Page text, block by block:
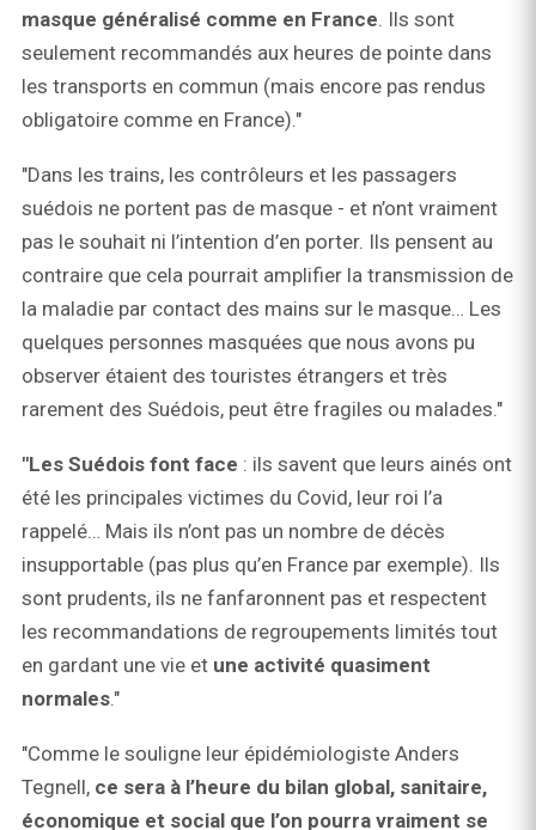
masque généralisé comme en France. Ils sont
seulement recommandés aux heures de pointe dans
les transports en commun (mais encore pas rendus
obligatoire comme en France)."
"Dans les trains, les contrôleurs et les passagers
suédois ne portent pas de masque - et n’ont vraiment
pas le souhait ni l’intention d’en porter. Ils pensent au
contraire que cela pourrait amplifier la transmission de
la maladie par contact des mains sur le masque… Les
quelques personnes masquées que nous avons pu
observer étaient des touristes étrangers et très
rarement des Suédois, peut être fragiles ou malades."
"Les Suédois font face : ils savent que leurs ainés ont
été les principales victimes du Covid, leur roi l’a
rappelé… Mais ils n’ont pas un nombre de décès
insupportable (pas plus qu’en France par exemple). Ils
sont prudents, ils ne fanfaronnent pas et respectent
les recommandations de regroupements limités tout
en gardant une vie et une activité quasiment
normales."
"Comme le souligne leur épidémiologiste Anders
Tegnell, ce sera à l’heure du bilan global, sanitaire,
économique et social que l’on pourra vraiment se